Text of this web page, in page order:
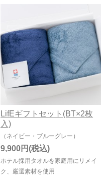
LifEギフトセット(BT×2枚
入)
（ネイビー・ブルーグレー）
ホテル採用タオルを家庭用にリメイ
ク、厳選素材を使用
9,900円